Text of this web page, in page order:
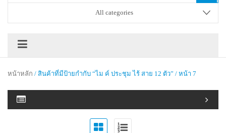
All categories
หน้าหลัก / สินค้าที่มีป้ายกำกับ “ไม ค์ ประชุม ไร้ สาย 12 ตัว” / หน้า 7